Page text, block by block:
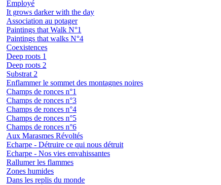
Employé
It grows darker with the day
Association au potager
Paintings that Walk N°1
Paintings that walks N°4
Coexistences
Deep roots 1
Deep roots 2
Substrat 2
Enflammer le sommet des montagnes noires
Champs de ronces n°1
Champs de ronces n°3
Champs de ronces n°4
Champs de ronces n°5
Champs de ronces n°6
Aux Marasmes Révoltés
Echarpe - Détruire ce qui nous détruit
Echarpe - Nos vies envahissantes
Rallumer les flammes
Zones humides
Dans les replis du monde